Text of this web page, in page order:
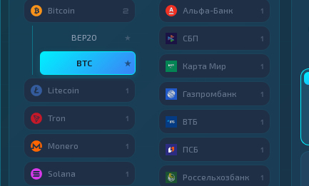
Bitcoin 2
BEP20 ★
BTC ★
Litecoin 1
Tron 1
Monero 1
Solana 1
Альфа-Банк 1
СБП 1
Карта Мир 1
Газпромбанк 1
ВТБ 1
ПСБ 1
Россельхозбанк 1